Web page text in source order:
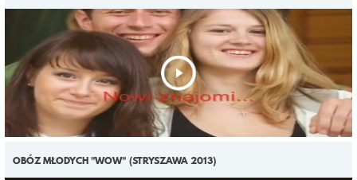
OBÓZ MŁODYCH "WOW" (STRYSZAWA 2013)